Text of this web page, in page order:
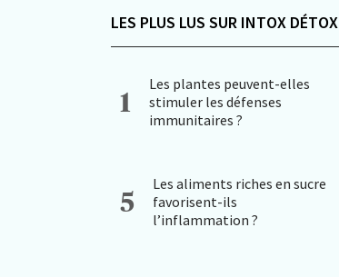
LES PLUS LUS SUR INTOX DÉTOX
1
Les plantes peuvent-elles
stimuler les défenses
immunitaires ?
5
Les aliments riches en sucre
favorisent-ils
l’inflammation ?